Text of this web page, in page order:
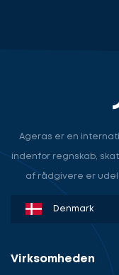
Ageras er en
indenfor regnskab,
af rådgivere er
Denmark
Sweden
Norway
Netherlands
Germany
USA
Virksomheden
komme
os
tale
om
dit
behov